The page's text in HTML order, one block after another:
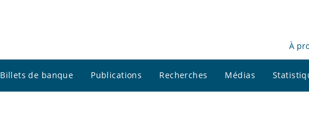
À
Billets de banque Publications Recherches Médias